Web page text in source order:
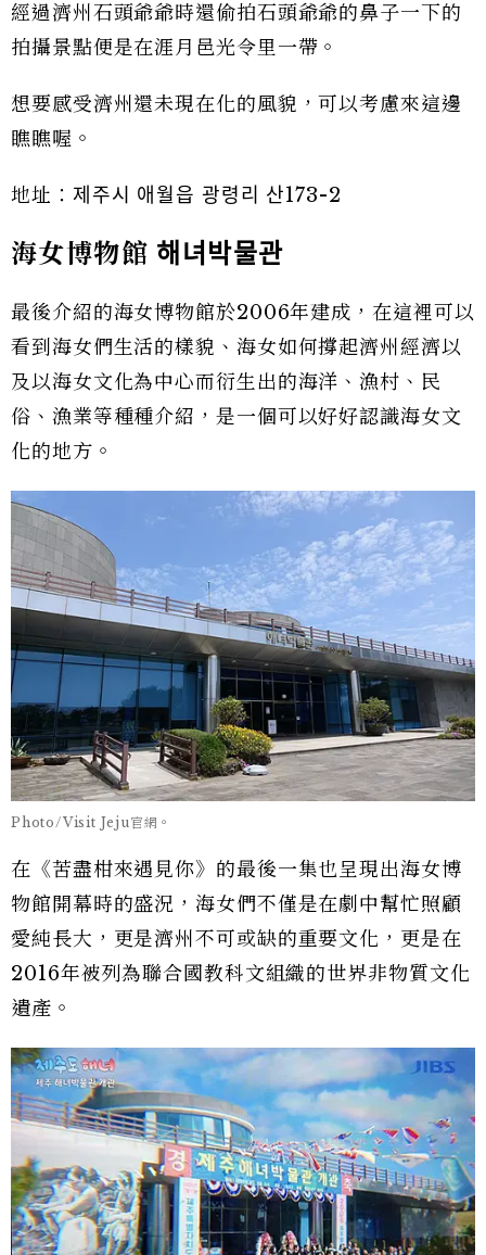
經過濟州石頭爺爺時還偷拍石頭爺爺的鼻子一下的
拍攝景點便是在涯月邑光令里一帶。
想要感受濟州還未現在化的風貌，可以考慮來這邊
瞧瞧喔。
地址：제주시 애월읍 광령리 산173-2
海女博物館 해녀박물관
最後介紹的海女博物館於2006年建成，在這裡可以
看到海女們生活的樣貌、海女如何撐起濟州經濟以
及以海女文化為中心而衍生出的海洋、漁村、民
俗、漁業等種種介紹，是一個可以好好認識海女文
化的地方。
Photo/Visit Jeju官網。
在《苦盡柑來遇見你》的最後一集也呈現出海女博
物館開幕時的盛況，海女們不僅是在劇中幫忙照顧
愛純長大，更是濟州不可或缺的重要文化，更是在
2016年被列為聯合國教科文組織的世界非物質文化
遺產。